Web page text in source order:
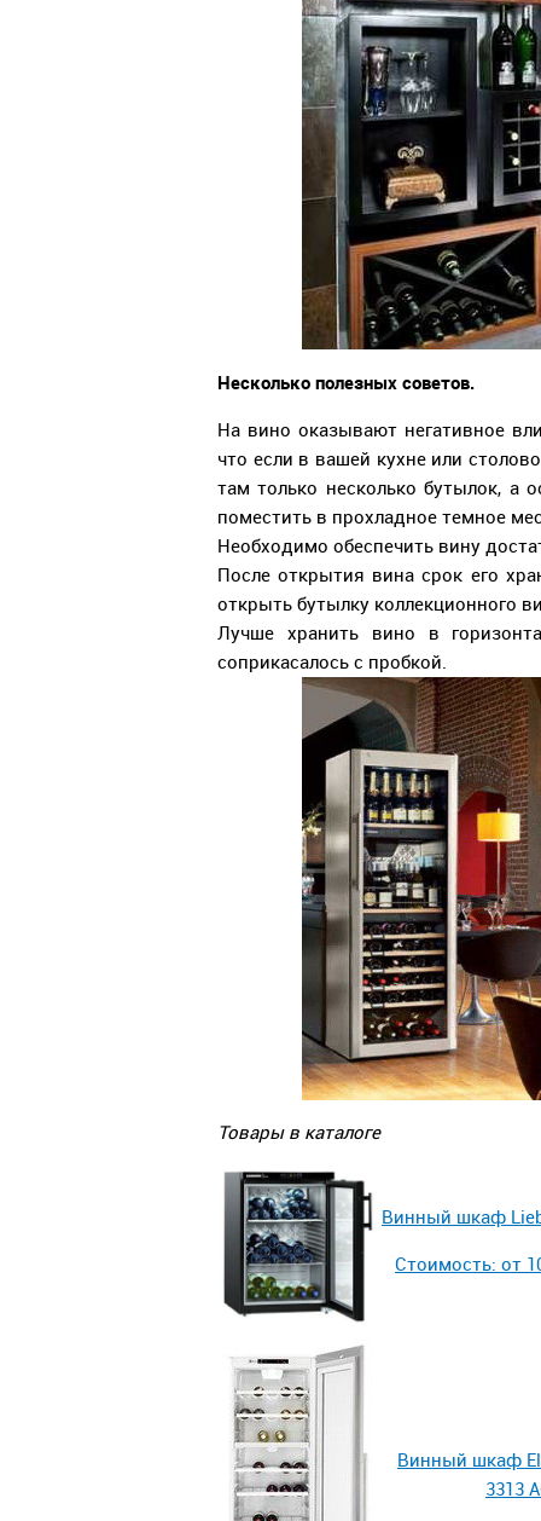
Несколько полезных советов.
На вино оказывают негативное
что если в вашей кухне или
там только несколько бутылок, а
поместить в прохладное темное
Необходимо обеспечить вину
После открытия вина срок его
открыть бутылку коллекционного
Лучше хранить вино в
соприкасалось с пробкой.
Товары в каталоге
Винный шкаф
Стоимость: от
Винный шкаф
3313